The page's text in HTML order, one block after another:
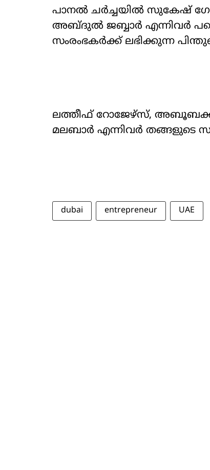
പാനൽ ചർച്ചയിൽ സുകേഷ്
അബ്ദുൽ ജബ്ബാർ എന്നിവർ
സംരംഭകർക്ക് ലഭിക്കുന്ന
ലത്തീഫ് റോജേഴ്സ്,
മലബാർ എന്നിവർ തങ്ങളുടെ
dubai entrepreneur UAE